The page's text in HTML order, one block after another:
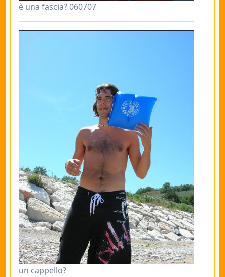
è una fascia? 060707
un cappello?